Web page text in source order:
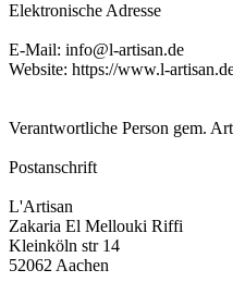
Elektronische Adresse
E-Mail: info@l-artisan.de
Website: https://www.l-
Verantwortliche Person gem.
Postanschrift
L'Artisan
Zakaria El Mellouki Riffi
Kleinköln str 14
52062 Aachen